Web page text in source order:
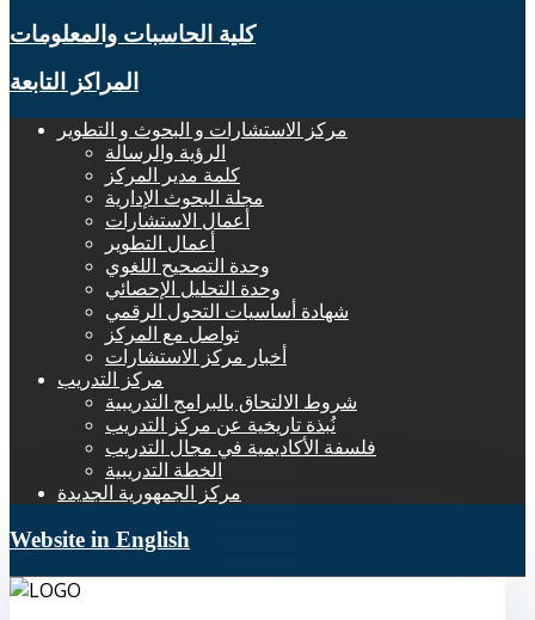
كلية الحاسبات والمعلومات
المراكز التابعة
مركز الاستشارات و البحوث و التطوير
الرؤية والرسالة
كلمة مدير المركز
مجلة البحوث الإدارية
أعمال الاستشارات
أعمال التطوير
وحدة التصحيح اللغوي
وحدة التحليل الإحصائي
شهادة أساسيات التحول الرقمي
تواصل مع المركز
أخبار مركز الاستشارات
مركز التدريب
شروط الالتحاق بالبرامج التدريبية
نُبذة تاريخية عن مركز التدريب
فلسفة الأكاديمية في مجال التدريب
الخطة التدريبية
مركز الجمهورية الجديدة
Website in English